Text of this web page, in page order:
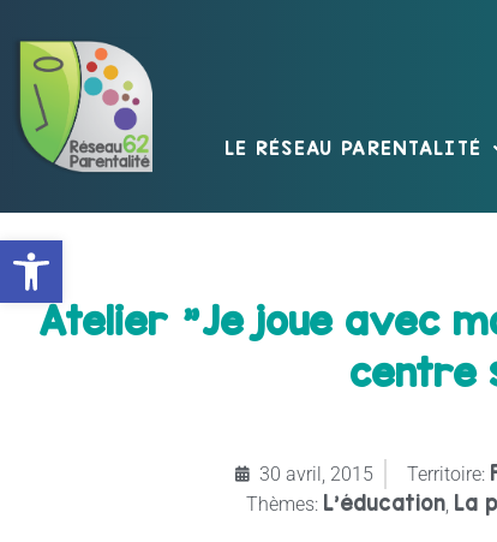
Ouvrir la barre d’outils
LE RÉSEAU PARENTALITÉ
Atelier "Je joue avec
centre
30 avril, 2015 Territoire:
Thèmes: L'éducation La